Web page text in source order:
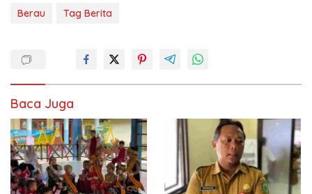
Berau Tag Berita
Baca Juga